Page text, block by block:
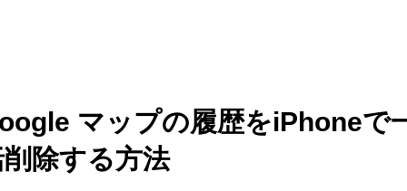
マップの履歴をiPhoneで
除する方法